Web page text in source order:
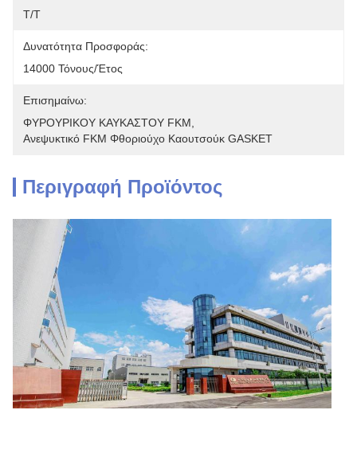
Τ/Τ
Δυνατότητα Προσφοράς:
14000 Τόνους/έτος
Επισημαίνω:
ΦΥΡΟΥΡΙΚΟΥ ΚΑΥΚΑΣΤΟΥ FKM
Ανεψυκτικό FKM Φθοριούχο Καουτσούκ GASKET
Περιγραφή Προϊόντος